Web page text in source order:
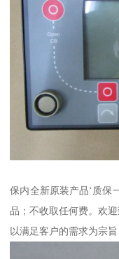
保内全新原装产品‘质保
品；不收取任何费。欢迎
以满足客户的需求为宗